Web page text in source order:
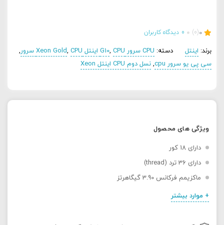
0
(0)
0 دیدگاه کاربران
برند: اینتل دسته: CPU سرور G10 , CPU اینتل Xeon Gold , CPU سرور
,
سی پی یو سرور cpu
,نسل دوم CPU اینتل Xeon
ویژگی های محصول
دارای 18 کور
دارای 36 ترد (thread)
ماکزیمم فرکانس 3.90 گیگاهرتز
+ موارد بیشتر